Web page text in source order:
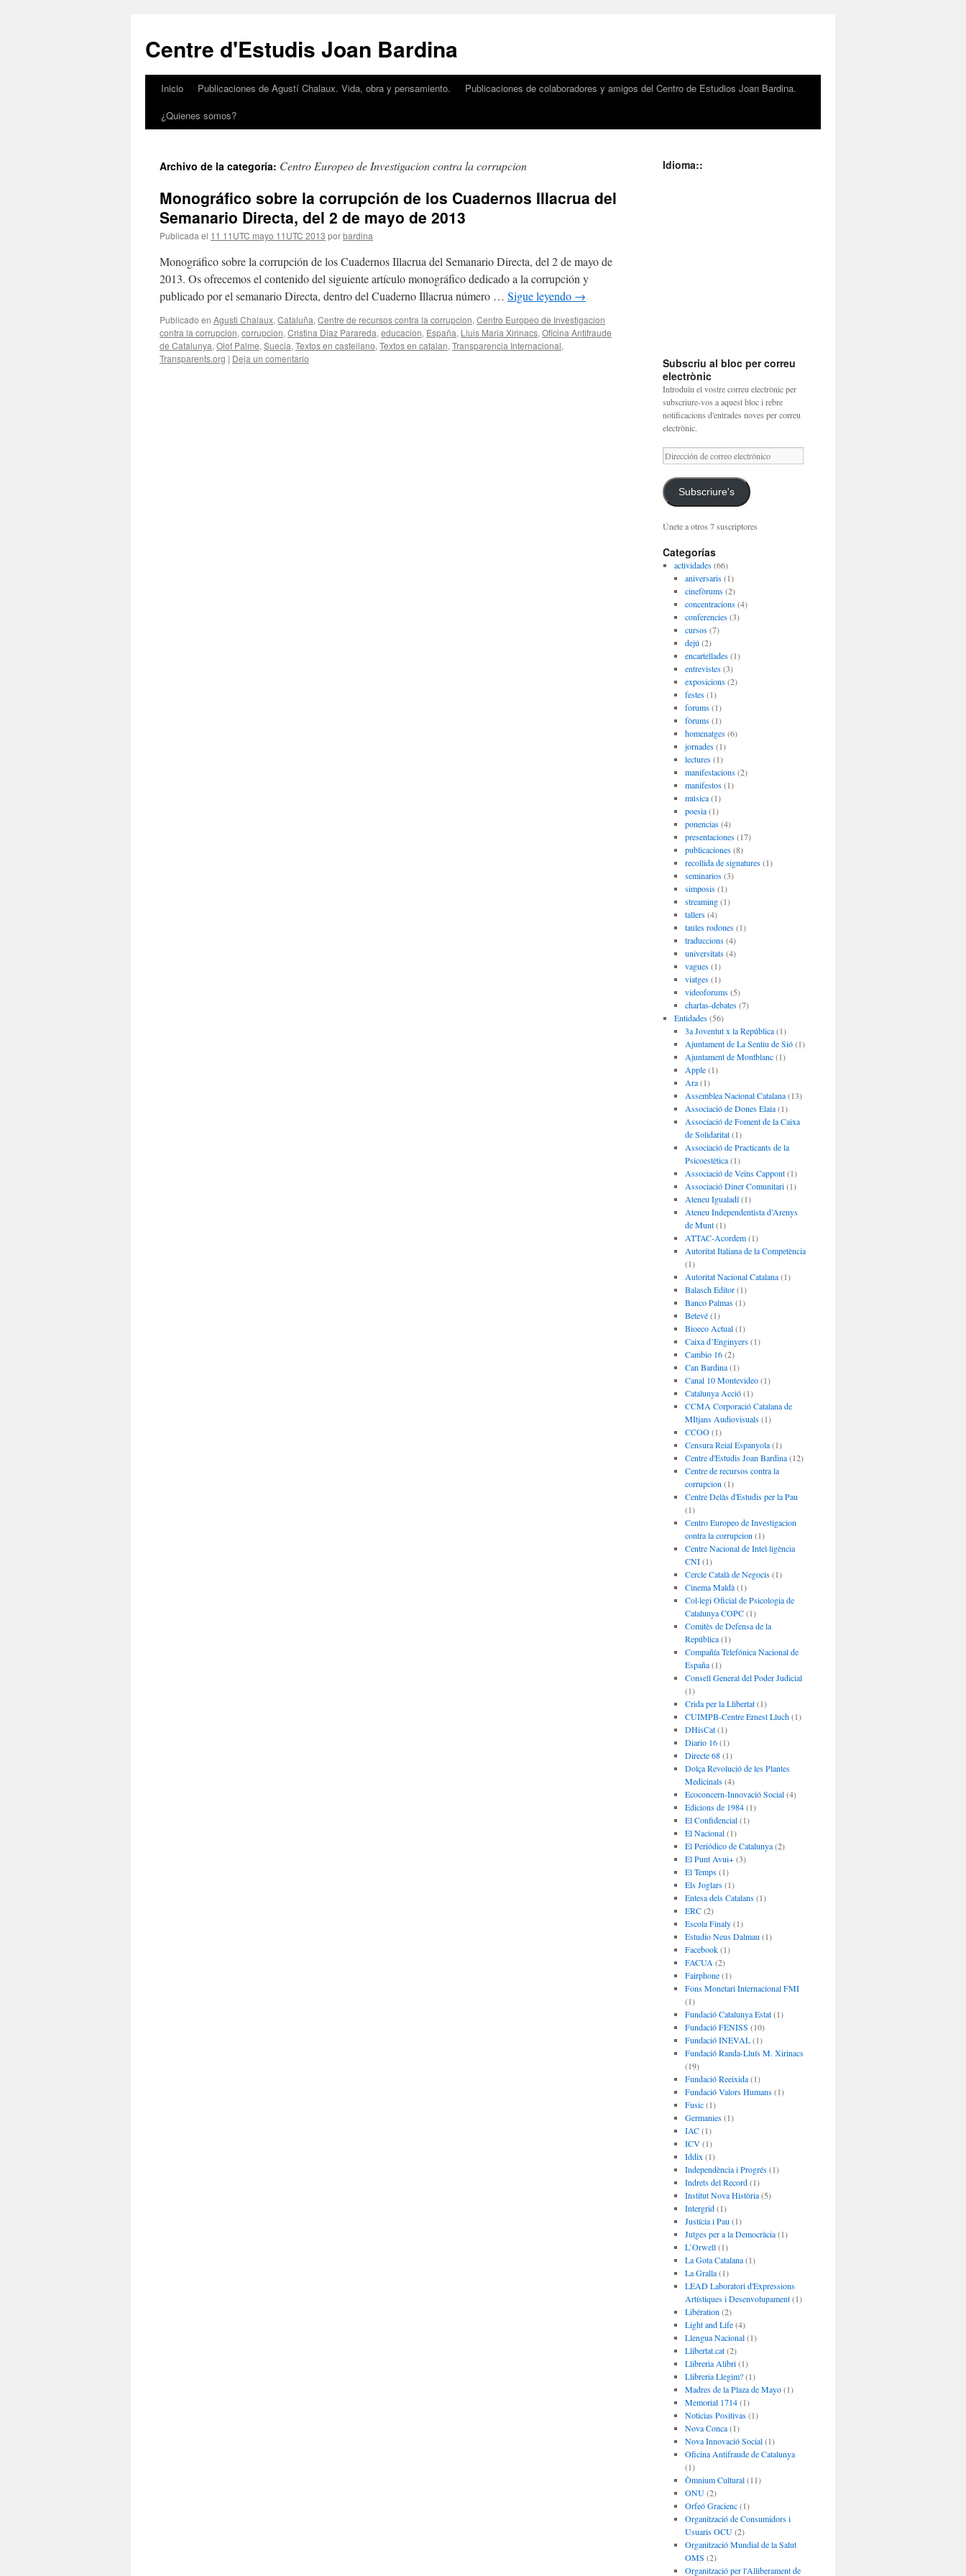
contenido
Centre d'Estudis Joan Bardina
Inicio Publicaciones de Agustí Chalaux. Vida, obra y pensamiento.
Publicaciones de colaboradores y amigos del Centro de Estudios Joan Bardina.
¿Quienes somos?
Archivo de la categoría: Centro Europeo de Investigacion contra la corrupcion
Monográfico sobre la corrupción de los Cuadernos Illacrua del
Semanario Directa, del 2 de mayo de 2013
Publicada el 11 11UTC mayo 11UTC 2013 porbardina
Monográfico sobre la corrupción de los Cuadernos Illacrua del Semanario Directa, del 2 de mayo de
2013. Os ofrecemos el contenido del siguiente artículo monográfico dedicado a la corrupción y
publicado por el semanario Directa, dentro del Cuaderno Illacrua número … Sigue leyendo →
Publicado en Agusti Chalaux, Cataluña, Centre de recursos contra la corrupcion, Centro Europeo de Investigacion
contra la corrupcion, corrupcion, Cristina Diaz Parareda, educacion, España, Lluis Maria Xirinacs, Oficina Antifraude
de Catalunya, Olof Palme, Suecia, Textos en castellano, Textos en catalan, Transparencia Internacional,
Transparents.org | Deja un comentario
Idioma::
Subscriu al bloc per correu
electrònic
Introduïu el vostre correu electrònic per
subscriure-vos a aquest bloc i rebre
notificacions d'entrades noves per correu
electrònic.
Dirección
de
correo
electrónico
Subscriure's
Únete a otros 7 suscriptores
Categorías
actividades(66)
aniversaris(1)
cinefòrums(2)
concentracions(4)
conferencies(3)
cursos(7)
dejú (2)
encartellades(1)
entrevistes(3)
exposicions(2)
festes(1)
forums(1)
fòrums(1)
homenatges(6)
jornades(1)
lectures(1)
manifestacions(2)
manifestos(1)
música(1)
poesia(1)
ponencias(4)
presentaciones(17)
publicaciones(8)
recollida de signatures(1)
seminarios(3)
simposis(1)
streaming(1)
tallers(4)
taules rodones(1)
traduccions(4)
universitats(4)
vagues(1)
viatges(1)
videoforums(5)
charlas-debates(7)
Entidades(56)
3a Joventut x la República(1)
Ajuntament de La Sentiu de Sió(1)
Ajuntament de Montblanc(1)
Apple(1)
Ara(1)
Assemblea Nacional Catalana(13)
Associació de Dones Elaia(1)
Associació de Foment de la Caixa
de Solidaritat(1)
Associació de Practicants de la
Psicoestètica(1)
Associació de Veïns Cappont(1)
Associació Diner Comunitari(1)
Ateneu Igualadí(1)
Ateneu Independentista d’Arenys
de Munt(1)
ATTAC-Acordem(1)
Autoritat Italiana de la Competència
(1)
Autoritat Nacional Catalana(1)
Balasch Editor(1)
Banco Palmas(1)
Betevé(1)
Bioeco Actual(1)
Caixa d’Enginyers(1)
Cambio 16(2)
Can Bardina(1)
Canal 10 Montevideo(1)
Catalunya Acció(1)
CCMA Corporació Catalana de
MItjans Audiovisuals(1)
CCOO(1)
Censura Reial Espanyola(1)
Centre d'Estudis Joan Bardina(12)
Centre de recursos contra la
corrupcion (1)
Centre Delàs d'Estudis per la Pau
(1)
Centro Europeo de Investigacion
contra la corrupcion (1)
Centre Nacional de Intel·ligència
CNI(1)
Cercle Català de Negocis(1)
Cinema Maldà(1)
Col·legi Oficial de Psicologia de
Catalunya COPC(1)
Comitès de Defensa de la
República(1)
Compañía Telefónica Nacional de
España(1)
Consell General del Poder Judicial
(1)
Crida per la Llibertat(1)
CUIMPB-Centre Ernest Lluch(1)
DHisCat(1)
Diario 16(1)
Directe 68(1)
Dolça Revolució de les Plantes
Medicinals(4)
Ecoconcern-Innovació Social(4)
Edicions de 1984(1)
El Confidencial(1)
El Nacional(1)
El Periódico de Catalunya(2)
El Punt Avui+(3)
El Temps(1)
Els Joglars(1)
Entesa dels Catalans(1)
ERC(2)
Escola Finaly(1)
Estudio Neus Dalmau (1)
Facebook(1)
FACUA (2)
Fairphone(1)
Fons Monetari Internacional FMI
(1)
Fundació Catalunya Estat(1)
Fundació FENISS (10)
Fundació INEVAL(1)
Fundació Randa-Lluís M. Xirinacs
(19)
Fundació Reeixida(1)
Fundació Valors Humans(1)
Fusic(1)
Germanies(1)
IAC(1)
ICV(1)
Iddix (1)
Independència i Progrés(1)
Indrets del Record(1)
Institut Nova Història(5)
Intergrid(1)
Justícia i Pau (1)
Jutges per a la Democràcia(1)
L’Orwell(1)
La Gota Catalana(1)
La Gralla(1)
LEAD Laboratori d'Expressions
Artístiques i Desenvolupament(1)
Libération (2)
Light and Life(4)
Llengua Nacional(1)
Llibertat.cat(2)
Llibreria Alibri(1)
Llibreria Llegim?(1)
Madres de la Plaza de Mayo(1)
Memorial 1714(1)
Noticias Positivas(1)
Nova Conca(1)
Nova Innovació Social(1)
Oficina Antifraude de Catalunya
(1)
Òmnium Cultural(11)
ONU(2)
Orfeó Gracienc(1)
Organització de Consumidors i
Usuaris OCU(2)
Organització Mundial de la Salut
OMS (2)
Organització per l'Alliberament de